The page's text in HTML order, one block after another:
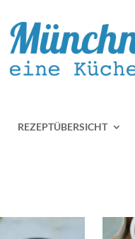
REZEPTÜBERSICHT